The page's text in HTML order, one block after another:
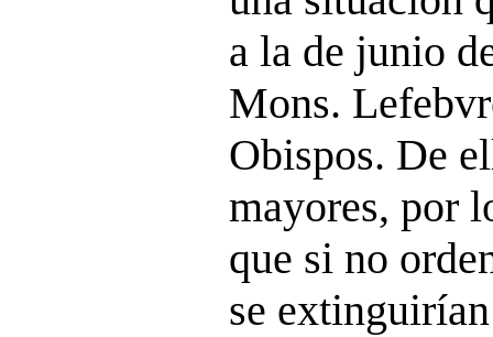
a la de junio
Mons.
Obispos. De
mayores, por
que si no
se